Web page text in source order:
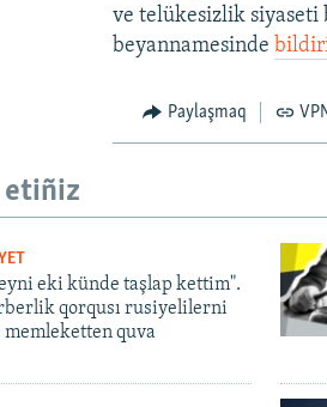
ve telükesizlik siyaseti
beyannamesinde
Paylaşmaq
etiñiz
eki künde taşlap kettim".
qorqusı rusiyelilerni
memleketten quva